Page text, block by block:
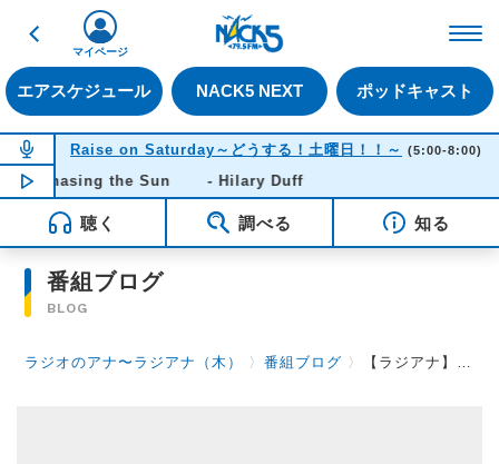
戻る
エアスケジュール NACK5 NEXT ポッドキャスト
マイページ
NOW ON AIR
Raise on Saturday～どうする！土曜日！！～ (5:00-8:00)
NOW PLAYING 06:03
Chasing the Sun - Hilary Duff
聴く 調べる 知る
番組ブログ
BLOG
ラジオのアナ〜ラジアナ（木） 〉番組ブログ 〉 【ラジアナ】プロモーターズ・ファイル ～第57回～【木曜日】